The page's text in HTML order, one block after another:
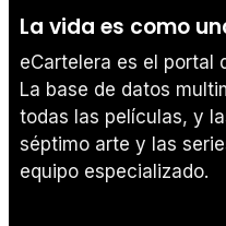
La vida es como
eCartelera es el portal
La base de datos
todas las películas, y
séptimo arte y las
equipo especializado.